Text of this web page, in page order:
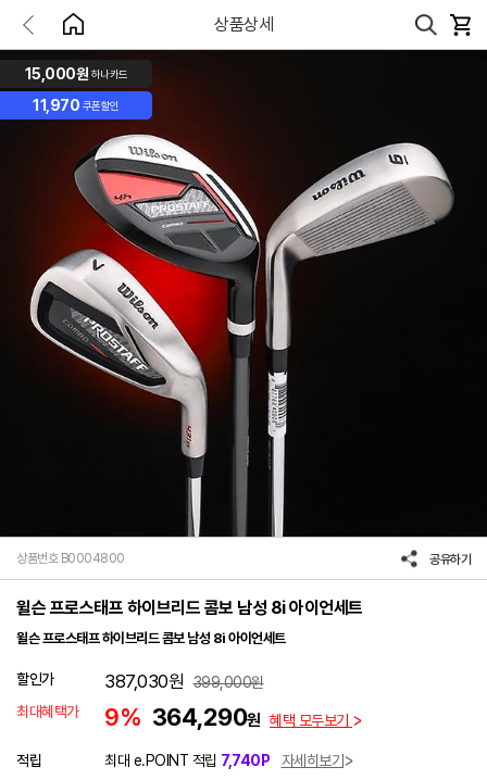
상품상세
15,000원 하나카드
11,970 쿠폰할인
상품번호 B0004800 공유하기
윌슨 프로스태프 하이브리드 콤보 남성 8i 아이언세트
윌슨 프로스태프 하이브리드 콤보 남성 8i 아이언세트
할인가 387,030원 399,000원
최대혜택가
9% 364,290원 혜택 모두보기
적립 최대 e.POINT 적립 7,740P
자세히보기